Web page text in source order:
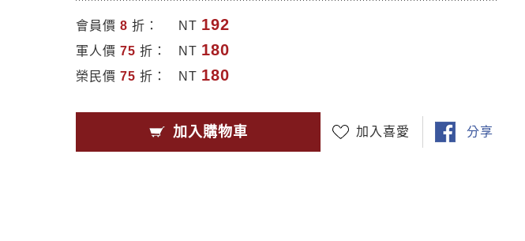
會員價8 折： NT 192
軍人價75 折： NT 180
榮民價75 折： NT 180
加入購物車 加入喜愛 分享